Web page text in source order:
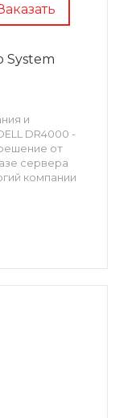
System
и
DR4000 -
от
сервера
компании